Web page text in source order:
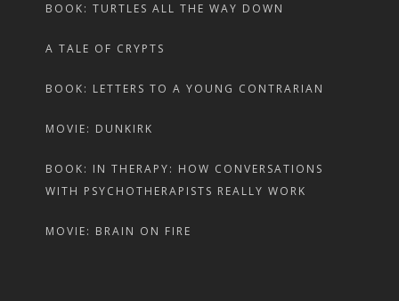
BOOK: TURTLES ALL THE WAY DOWN
A TALE OF CRYPTS
BOOK: LETTERS TO A YOUNG CONTRARIAN
MOVIE: DUNKIRK
BOOK: IN THERAPY: HOW CONVERSATIONS
WITH PSYCHOTHERAPISTS REALLY WORK
MOVIE: BRAIN ON FIRE